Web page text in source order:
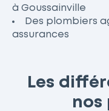
à Goussainville
Des plombiers
assurances
Les
nos